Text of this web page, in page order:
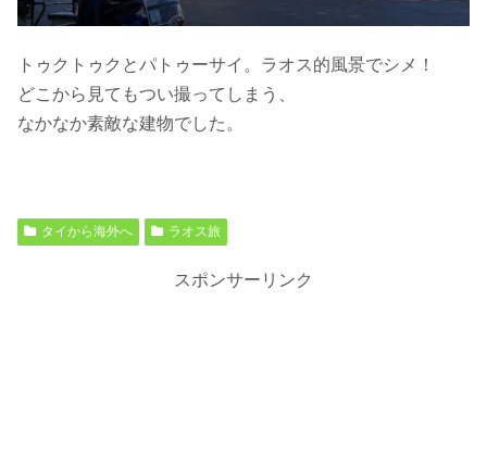
トゥクトゥクとパトゥーサイ。ラオス的風景でシメ！
どこから見てもつい撮ってしまう、
なかなか素敵な建物でした。
タイから海外へ ラオス旅
スポンサーリンク